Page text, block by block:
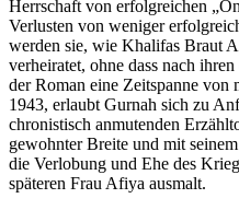
Herrschaft von erfolgreichen
Verlusten von weniger
werden sie, wie Khalifas Braut
verheiratet, ohne dass nach
der Roman eine Zeitspanne von
1943, erlaubt Gurnah sich zu
chronistisch anmutenden
gewohnter Breite und mit
die Verlobung und Ehe des
späteren Frau Afiya ausmalt.